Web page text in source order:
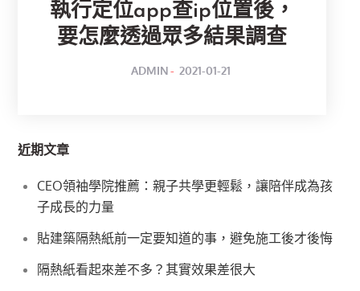
執行定位app查ip位置後，
要怎麼透過眾多結果調查
ADMIN
POSTED
2021-01-21
近期文章
CEO領袖學院推薦：親子共學更輕鬆，讓陪伴成為孩
子成長的力量
貼建築隔熱紙前一定要知道的事，避免施工後才後悔
隔熱紙看起來差不多？其實效果差很大